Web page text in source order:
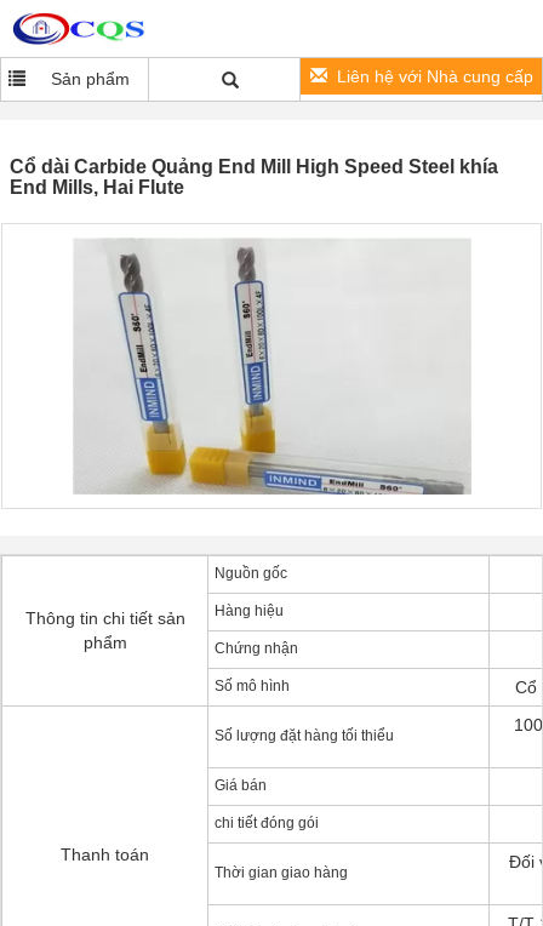
Sản phẩm Liên hệ với Nhà cung cấp
Cổ dài Carbide Quảng End Mill High Speed ​​Steel khía
End Mills, Hai Flute
Thông tin chi tiết sản
phẩm
Nguồn gốc
Hàng hiệu
Chứng nhận
Số mô hình Cổ
Thanh toán
Số lượng đặt hàng tối thiểu
Giá bán
chi tiết đóng gói
Thời gian giao hàng
Đối